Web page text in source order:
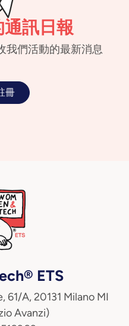
訊日報
我們活動的最新消息
冊
ETS
61/A, 20131 Milano MI
Avanzi)